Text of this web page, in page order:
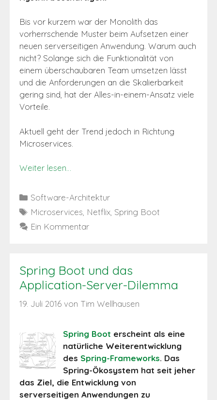
Bis vor kurzem war der Monolith das
vorherrschende Muster beim Aufsetzen einer
neuen serverseitigen Anwendung. Warum auch
nicht? Solange sich die Funktionalität von
einem überschaubaren Team umsetzen lässt
und die Anforderungen an die Skalierbarkeit
gering sind, hat der Alles-in-einem-Ansatz viele
Vorteile.
Aktuell geht der Trend jedoch in Richtung
Microservices.
Weiter lesen…
Kategorien
Software-Architektur
Schlagwörter
Microservices Netflix Spring Boot
Ein Kommentar
Spring Boot und das
Application-Server-Dilemma
19. Juli 2016 von Tim Wellhausen
Spring Boot erscheint als eine
natürliche Weiterentwicklung
des Spring-Frameworks. Das
Spring-Ökosystem hat seit jeher
das Ziel, die Entwicklung von
serverseitigen Anwendungen zu